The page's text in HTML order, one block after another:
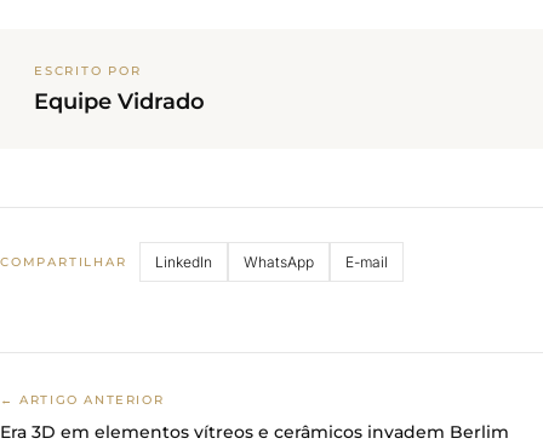
ESCRITO POR
Equipe Vidrado
COMPARTILHAR LinkedIn WhatsApp E-mail
← ARTIGO ANTERIOR
Era 3D em elementos vítreos e cerâmicos invadem Berlim